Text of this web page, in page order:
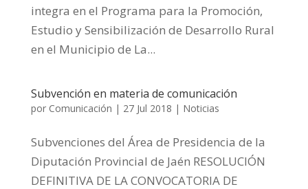
integra en el Programa para la Promoción,
Estudio y Sensibilización de Desarrollo Rural
en el Municipio de La...
Subvención en materia de comunicación
por Comunicación | 27 Jul 2018 | Noticias
Subvenciones del Área de Presidencia de la
Diputación Provincial de Jaén RESOLUCIÓN
DEFINITIVA DE LA CONVOCATORIA DE